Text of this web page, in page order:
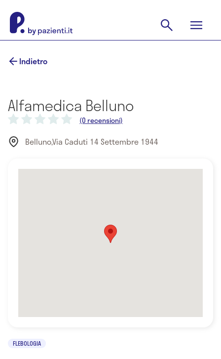
Indietro
Alfamedica Belluno
(0 recensioni)
Belluno,Via Caduti 14 Settembre 1944
FLEBOLOGIA